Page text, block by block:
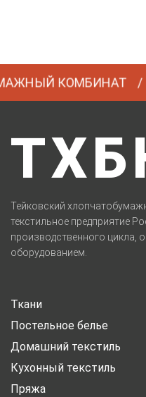
КОМБИНАТ
Тейковский
текстильное предприятие
производственного цикла,
оборудованием.
Ткани
Постельное белье
Домашний текстиль
Кухонный текстиль
Пряжа